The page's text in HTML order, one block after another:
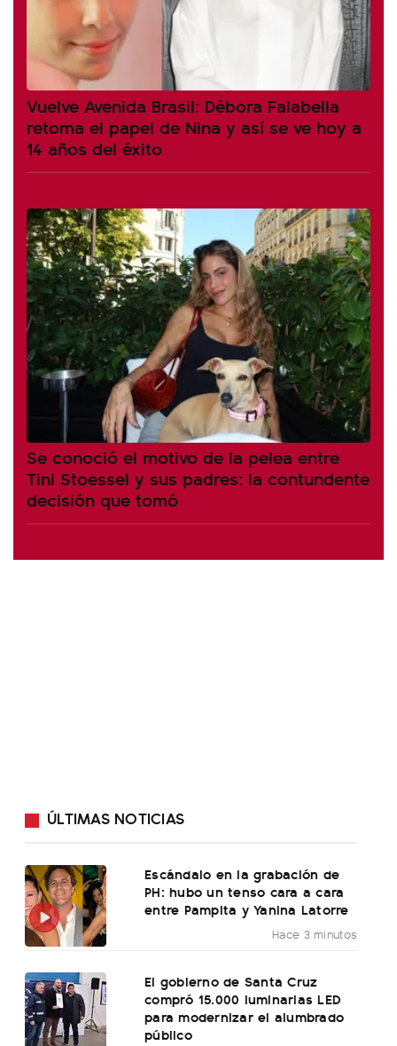
Vuelve Avenida Brasil: Débora Falabella
retoma el papel de Nina y así se ve hoy a
14 años del éxito
Se conoció el motivo de la pelea entre
Tini Stoessel y sus padres: la contundente
decisión que tomó
ÚLTIMAS NOTICIAS
Escándalo en la grabación de
PH: hubo un tenso cara a cara
entre Pampita y Yanina Latorre
Hace 3 minutos
El gobierno de Santa Cruz
compró 15.000 luminarias LED
para modernizar el alumbrado
público